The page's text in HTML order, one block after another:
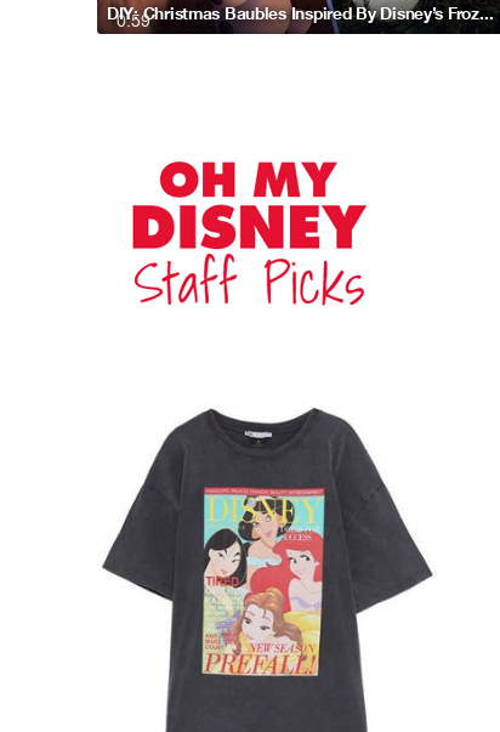
0:59 DIY: Christmas Baubles Inspired By Disney’s Frozen 2